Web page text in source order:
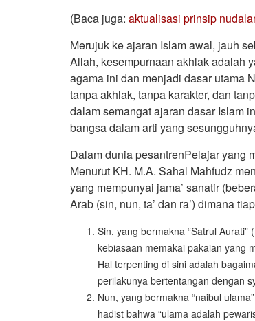
(Baca juga: aktualisasi prinsip
Merujuk ke ajaran Islam awal, jauh
Allah, kesempurnaan akhlak adalah
agama ini dan menjadi dasar utama
tanpa akhlak, tanpa karakter, dan
dalam semangat ajaran dasar Islam
bangsa dalam arti yang
Dalam dunia pesantrenPelajar yang
Menurut KH. M.A. Sahal Mahfudz
yang mempunyai jama’ sanatir
Arab (sin, nun, ta’ dan ra’) dimana
Sin, yang bermakna “Satrul
kebiasaan memakai pakaian yang
Hal terpenting di sini adalah
perilakunya bertentangan dengan
Nun, yang bermakna “naibul
hadist bahwa “ulama adalah